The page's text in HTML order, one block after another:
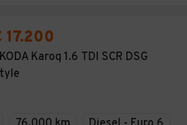
17.200
Karoq 1.6 TDI SCR DSG